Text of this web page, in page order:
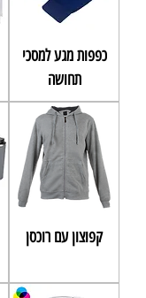
כפפות מגע למסכי
תחושה
קפוצון עם רוכסן